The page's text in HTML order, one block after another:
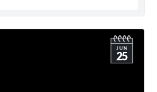
JUN
25